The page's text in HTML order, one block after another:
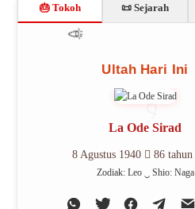
🎂 Tokoh 📜 Sejarah
Ultah Hari Ini
La Ode Sirad
8 Agustus 1940 86 tahun
Zodiak: Leo ‿ Shio: Naga